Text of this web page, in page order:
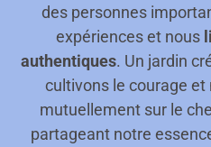
des personnes
expériences et nous
authentiques. Un jardin
cultivons le courage
mutuellement sur le
partageant notre